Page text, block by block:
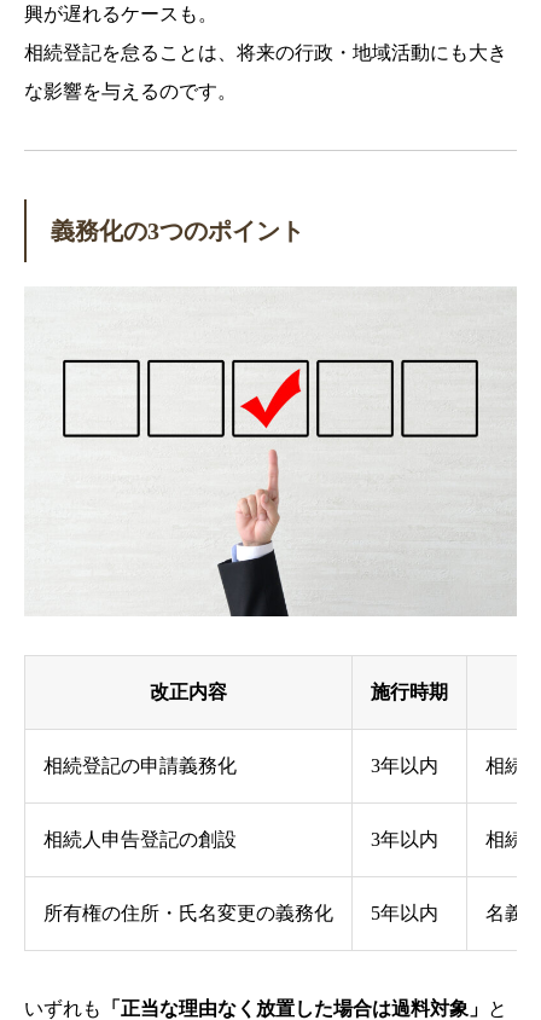
興が遅れるケースも。
相続登記を怠ることは、将来の行政・地域活動にも大き
な影響を与えるのです。
義務化の3つのポイント
改正内容 施行時期
相続登記の申請義務化 3年以内 相続
相続人申告登記の創設 3年以内 相続
所有権の住所・氏名変更の義務化 5年以内 名義
いずれも 「正当な理由なく放置した場合は過料対象」 と